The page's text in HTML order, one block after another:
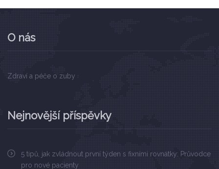
O nás
Zdraví a péče o zuby
Nejnovější příspěvky
5 tipů, jak zvládnout první týden s fixními rovnátky: Průvodce
pro nové pacienty